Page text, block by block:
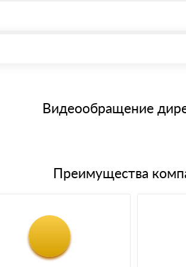
через системы электронных платежей.
банковским картам
материала после проверки качества и
Видеообращение
Преимущества